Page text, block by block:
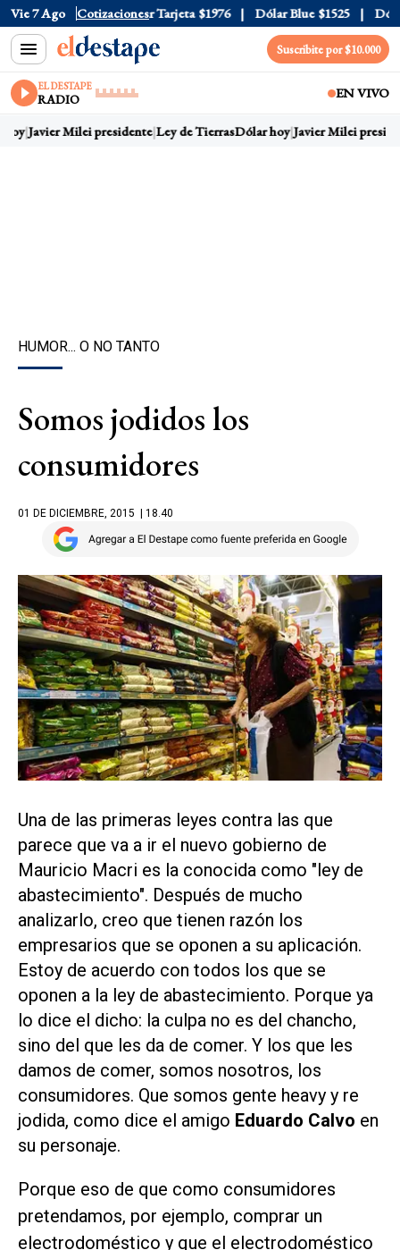
Vie 7 Ago Cotizaciones
Oficial $1520 Dólar Tarjeta $1976 Dólar Blue $1525 Dólar
Suscribite por $10.000
EL DESTAPE
RADIO EN VIVO
Javier Milei presidente Ley de TierrasDólar hoy Javier Milei
HUMOR... O NO TANTO
Somos jodidos los
consumidores
01 DE DICIEMBRE, 2015 | 18.40
Una de las primeras leyes contra las que
parece que va a ir el nuevo gobierno de
Mauricio Macri es la conocida como "ley de
abastecimiento". Después de mucho
analizarlo, creo que tienen razón los
empresarios que se oponen a su aplicación.
Estoy de acuerdo con todos los que se
oponen a la ley de abastecimiento. Porque ya
lo dice el dicho: la culpa no es del chancho,
sino del que les da de comer. Y los que les
damos de comer, somos nosotros, los
consumidores. Que somos gente heavy y re
jodida, como dice el amigo Eduardo Calvo en
su personaje.
Porque eso de que como consumidores
pretendamos, por ejemplo, comprar un
electrodoméstico y que el electrodoméstico